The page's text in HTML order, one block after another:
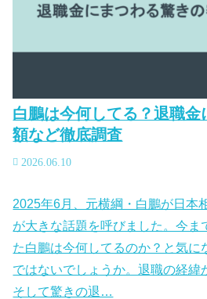
白鵬は今何してる？退職金
額など徹底調査
2026.06.10
2025年6月、元横綱・白鵬が日本
が大きな話題を呼びました。今ま
た白鵬は今何してるのか？と気に
ではないでしょうか。退職の経緯
そして驚きの退…